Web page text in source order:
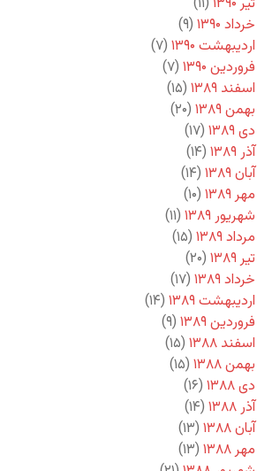
خرداد ۱۳۹۰
(۹)
اردیبهشت ۱۳۹۰
(۷)
فروردین ۱۳۹۰
(۷)
اسفند ۱۳۸۹
(۱۵)
بهمن ۱۳۸۹
(۲۰)
دی ۱۳۸۹
(۱۷)
آذر ۱۳۸۹
(۱۴)
آبان ۱۳۸۹
(۱۴)
مهر ۱۳۸۹
(۱۰)
شهریور ۱۳۸۹
(۱۱)
مرداد ۱۳۸۹
(۱۵)
تیر ۱۳۸۹
(۲۰)
خرداد ۱۳۸۹
(۱۷)
اردیبهشت ۱۳۸۹
(۱۴)
فروردین ۱۳۸۹
(۹)
اسفند ۱۳۸۸
(۱۵)
بهمن ۱۳۸۸
(۱۵)
دی ۱۳۸۸
(۱۶)
آذر ۱۳۸۸
(۱۴)
آبان ۱۳۸۸
(۱۳)
مهر ۱۳۸۸
(۱۳)